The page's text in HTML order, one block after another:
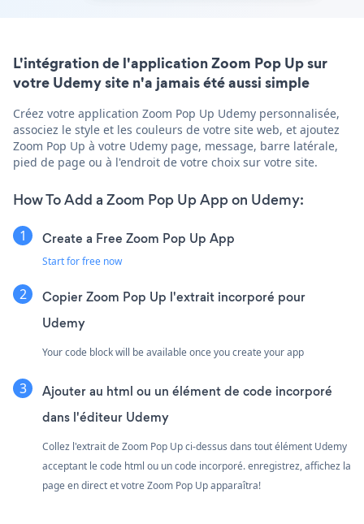
L'intégration de l'application Zoom Pop Up sur
votre Udemy site n'a jamais été aussi simple
Créez votre application Zoom Pop Up Udemy personnalisée,
associez le style et les couleurs de votre site web, et ajoutez
Zoom Pop Up à votre Udemy page, message, barre latérale,
pied de page ou à l'endroit de votre choix sur votre site.
How To Add a Zoom Pop Up App on Udemy:
Create a Free Zoom Pop Up App
Start for free now
Copier Zoom Pop Up l'extrait incorporé pour
Udemy
Your code block will be available once you create your app
Ajouter au html ou un élément de code incorporé
dans l'éditeur Udemy
Collez l'extrait de Zoom Pop Up ci-dessus dans tout élément Udemy
acceptant le code html ou un code incorporé. enregistrez, affichez la
page en direct et votre Zoom Pop Up apparaîtra!